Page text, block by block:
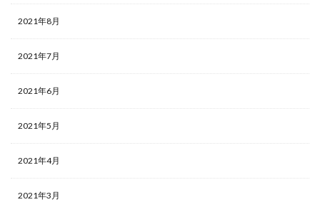
2021年8月
2021年7月
2021年6月
2021年5月
2021年4月
2021年3月